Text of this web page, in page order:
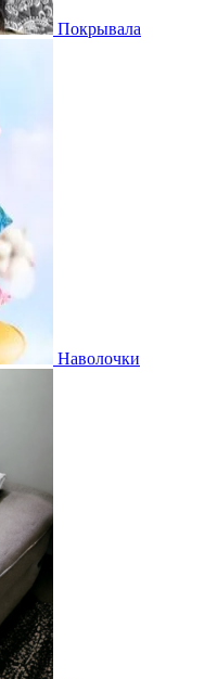
Покрывала
Наволочки